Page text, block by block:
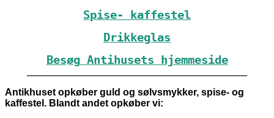
Spise- kaffestel
Drikkeglas
Besøg Antihusets hjemmeside
Antikhuset opkøber guld og sølvsmykker, spise- og
kaffestel. Blandt andet opkøber vi: